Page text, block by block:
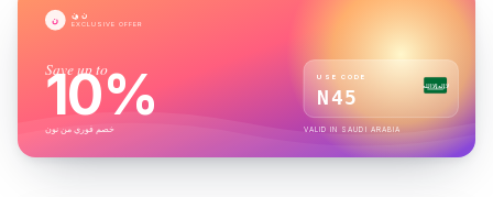
ن نون
EXCLUSIVE OFFER
Save up to
10%
خصم فوري من نون
USE CODE
N45
لا إله إلا الله
VALID IN SAUDI ARABIA